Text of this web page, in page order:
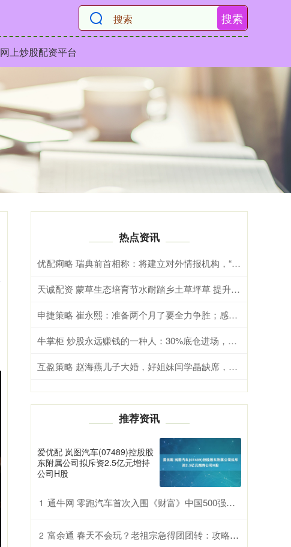
搜索
网上炒股配资平台
热点资讯
优配痢略 瑞典前首相称：将建立对外情报机构，“监控”俄罗斯领导人 应对地缘政治局势
天诚配资 蒙草生态培育节水耐踏乡土草坪草 提升国产草种供给保障能力
申捷策略 崔永熙：准备两个月了要全力争胜；感受到了辽宁球迷的热情
牛掌柜 炒股永远赚钱的一种人：30%底仓进场，下跌7%止损，上涨15%即卖出
互盈策略 赵海燕儿子大婚，好姐妹闫学晶缺席，娱乐圈人情冷暖太现实
推荐资讯
爱优配 岚图汽车(07489)控股股
东附属公司拟斥资2.5亿元增持
公司H股
1 通牛网 零跑汽车首次入围《财富》中国500强榜单 全新B系列首款智能轿车B01即将上市
2 富余通 春天不会玩？老祖宗急得团团转：攻略早都写好了！